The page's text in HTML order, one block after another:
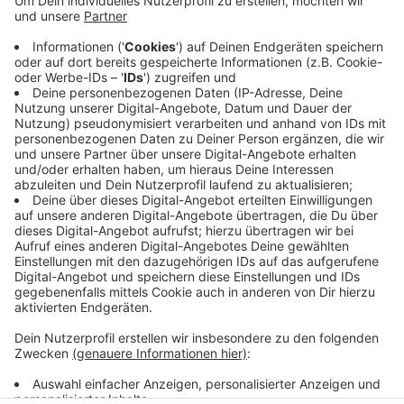
Anzeige
Anzeige
Die Polizei geht aktuell davon aus, dass die Sperrung
etwa 10 Minuten dauern wird. Der Verkehr wird
umgeleitet.
Anzeige